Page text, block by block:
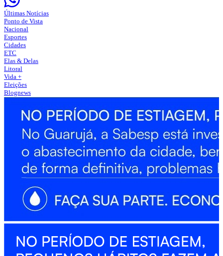
Últimas Notícias
Ponto de Vista
Nacional
Esportes
Cidades
ETC
Elas & Delas
Litoral
Vida +
Eleições
Blognews